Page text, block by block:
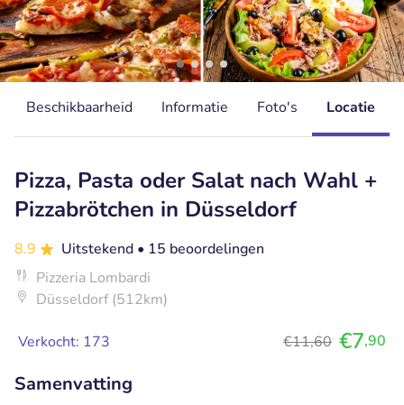
Beschikbaarheid Informatie Foto's Locatie
Pizza, Pasta oder Salat nach Wahl +
Pizzabrötchen in Düsseldorf
8.9 Uitstekend • 15 beoordelingen
Pizzeria Lombardi
Düsseldorf (512km)
Verkocht: 173 €11,60 €7,90
Samenvatting